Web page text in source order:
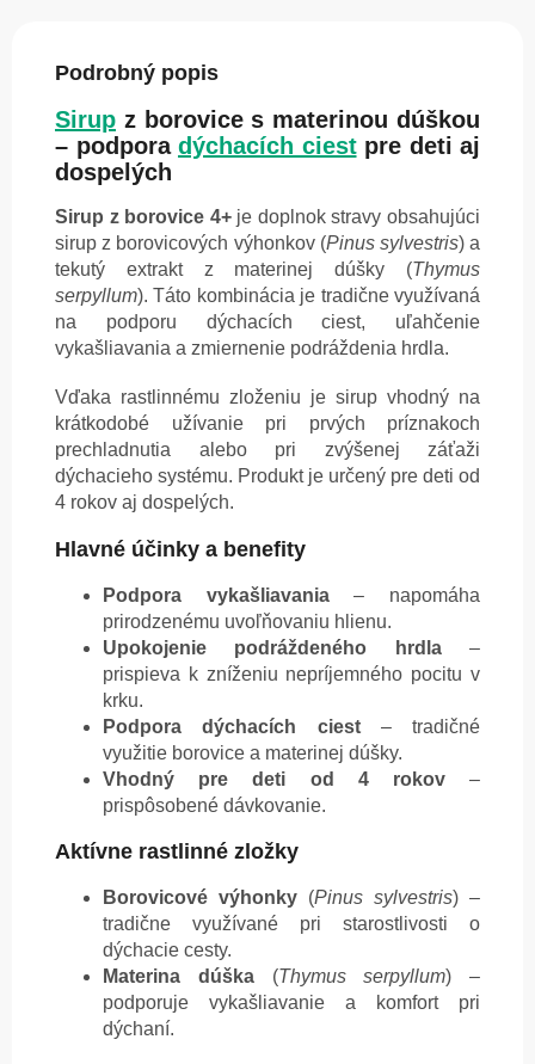
Podrobný popis
Sirup z borovice s materinou dúškou
– podpora dýchacích ciestpre deti aj
dospelých
Sirup z borovice 4+je doplnok stravy obsahujúci
sirup z borovicových výhonkov (Pinus sylvestris) a
tekutý extrakt z materinej dúšky (Thymus
serpyllum). Táto kombinácia je tradične využívaná
na podporu dýchacích ciest, uľahčenie
vykašliavania a zmiernenie podráždenia hrdla.
Vďaka rastlinnému zloženiu je sirup vhodný na
krátkodobé užívanie pri prvých príznakoch
prechladnutia alebo pri zvýšenej záťaži
dýchacieho systému. Produkt je určený pre deti od
4 rokov aj dospelých.
Hlavné účinky a benefity
Podpora vykašliavania– napomáha
prirodzenému uvoľňovaniu hlienu.
Upokojenie podráždeného hrdla–
prispieva k zníženiu nepríjemného pocitu v
krku.
Podpora dýchacích ciest– tradičné
využitie borovice a materinej dúšky.
Vhodný pre deti od 4 rokov–
prispôsobené dávkovanie.
Aktívne rastlinné zložky
Borovicové výhonky (Pinus sylvestris) –
tradične využívané pri starostlivosti o
dýchacie cesty.
Materina dúška(Thymus serpyllum) –
podporuje vykašliavanie a komfort pri
dýchaní.